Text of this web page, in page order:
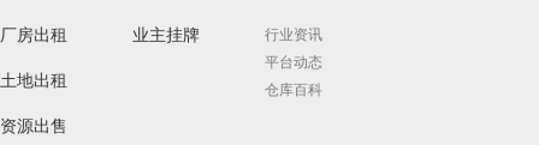
厂房出租
土地出租
资源出售
业主挂牌
行业资讯
平台动态
仓库百科